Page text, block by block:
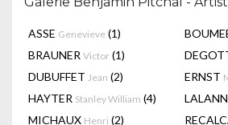
ASSE Genevieve (1)
BRAUNER Victor (1)
DUBUFFET Jean (2) ERNST
HAYTER Stanley William (4)
MICHAUX Henri (2)